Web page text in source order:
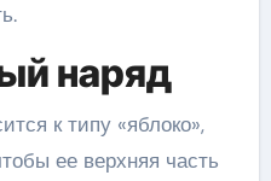
наряд
к типу «яблоко»,
ее верхняя часть